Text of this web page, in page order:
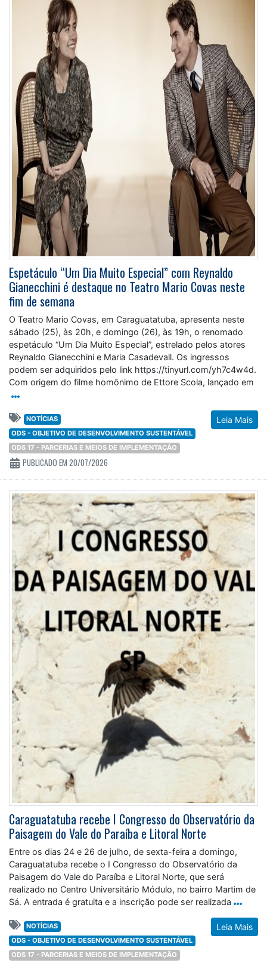
Espetáculo “Um Dia Muito Especial” com Reynaldo
Gianecchini é destaque no Teatro Mario Covas neste
fim de semana
O Teatro Mario Covas, em Caraguatatuba, apresenta neste
sábado (25), às 20h, e domingo (26), às 19h, o renomado
espetáculo “Um Dia Muito Especial”, estrelado pelos atores
Reynaldo Gianecchini e Maria Casadevall. Os ingressos
podem ser adquiridos pelo link https://tinyurl.com/yh7c4w4d.
Com origem do filme homônimo de Ettore Scola, lançado em
Leia Mais
NOTÍCIAS
ODS - OBJETIVO DE DESENVOLVIMENTO SUSTENTÁVEL
ODS 17 - PARCERIAS E MEIOS DE IMPLEMENTAÇÃO
PUBLICADO EM 20/07/2026
Caraguatatuba recebe I Congresso do Observatório da
Paisagem do Vale do Paraíba e Litoral Norte
Entre os dias 24 e 26 de julho, de sexta-feira a domingo,
Caraguatatuba recebe o I Congresso do Observatório da
Paisagem do Vale do Paraíba e Litoral Norte, que será
realizado no Centro Universitário Módulo, no bairro Martim de
Sá. A entrada é gratuita e a inscrição pode ser realizada
Leia Mais
NOTÍCIAS
ODS - OBJETIVO DE DESENVOLVIMENTO SUSTENTÁVEL
ODS 17 - PARCERIAS E MEIOS DE IMPLEMENTAÇÃO